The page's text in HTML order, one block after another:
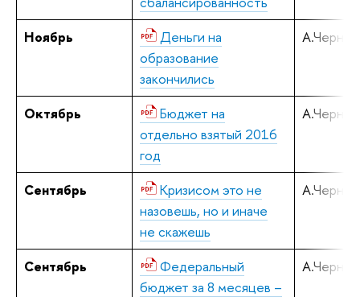
Ноябрь
Деньги на
образование
закончились
Октябрь
Бюджет на
отдельно взятый 2016
год
Сентябрь
Кризисом это не
назовешь, но и иначе
не скажешь
Сентябрь
Федеральный
бюджет за 8 месяцев –